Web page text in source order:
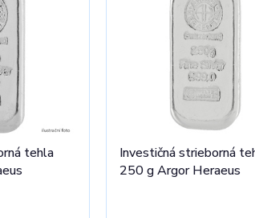
tehla
Investičná strieborná
250 g Argor Heraeus